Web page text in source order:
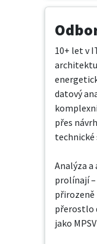
10+ let v
datový
přes
technické
Analýza
prolínají
přirozeně
přerostlo
jako